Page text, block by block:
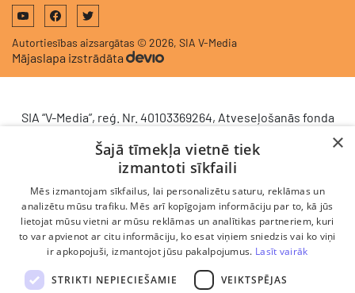
Autortiesības aizsargātas © 2026, SIA V-Media
Mājaslapa izstrādāta
SIA “V-Media”, reģ. Nr. 40103369264, Atveseļošanās fonda
komercdarbības procesu uzlabošanā - ieviesta klientu
attiecību pārvaldības sistēma (CRM). 2024. gada 16.
decembrī tika noslēgts līgums Nr. 9.2-17-L-2024/928 ar
Latvijas Investīciju un attīstības aģentūru par atbalsta
saņemšanu saskaņā ar Atveseļošanas un noturības
mehānisma plāna 2. komponenti “Digitālā transformācija”
(atbalsta pieteikuma Nr. DIGI/2024/1253). Projekta ietvaros
ieviesta klientu un darba procesu pārvaldības sistēma
×
Šajā tīmekļa vietnē tiek
izmantoti sīkfaili
Mēs izmantojam sīkfailus, lai personalizētu saturu, reklāmas un
analizētu mūsu trafiku. Mēs arī kopīgojam informāciju par to, kā jūs
lietojat mūsu vietni ar mūsu reklāmas un analītikas partneriem, kuri
to var apvienot ar citu informāciju, ko esat viņiem sniedzis vai ko viņi
ir apkopojuši, izmantojot jūsu pakalpojumus. Lasīt vairāk
STRIKTI NEPIECIEŠAMIE VEIKTSPĒJAS